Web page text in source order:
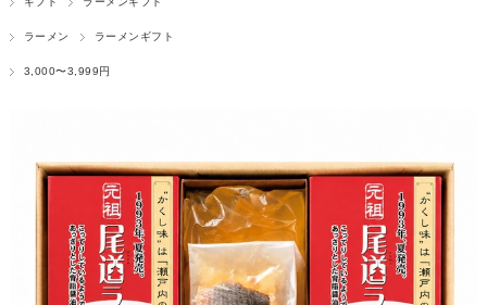
ラーメン ラーメンギフト
3,000〜3,999円